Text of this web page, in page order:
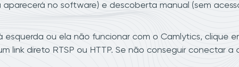
no software) e descoberta manual (sem
ou ela não funcionar com o Camlytics, clique
link direto RTSP ou HTTP. Se não conseguir conectar a